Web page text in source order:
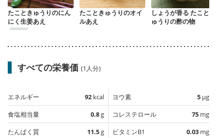
たこときゅうりのにん
にく生姜あえ
たこときゅうりのオイ
ルあえ
しょうが香る たことき
ゅうりの酢の物
すべての栄養価 (1人分)
エネルギー 92 kcal
食塩相当量
0.8g
たんぱく質
11.5g
ヨウ素 5 µg
コレステロール
75 mg
ビタミンB1
0.03 mg